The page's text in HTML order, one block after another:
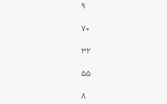
9
70
32
55
8